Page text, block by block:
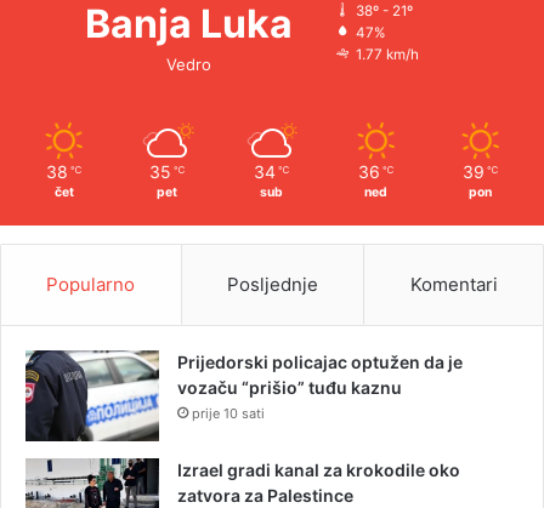
Banja Luka
Vedro
38º - 21º
47%
1.77 km/h
38 ℃
čet
35 ℃
pet
34 ℃
sub
36 ℃
ned
39 ℃
pon
Popularno Posljednje Komentari
Prijedorski policajac optužen da je
vozaču “prišio” tuđu kaznu
prije 10 sati
Izrael gradi kanal za krokodile oko
zatvora za Palestince